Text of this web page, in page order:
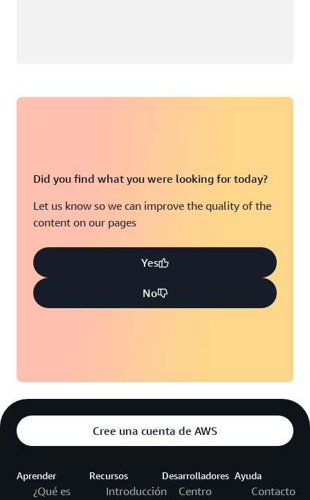
Did you find what you were looking for today?
Let us know so we can improve the quality of the
content on our pages
Yes
No
Cree una cuenta de AWS
Aprender
¿Qué es
Recursos
Introducción
Desarrolladores
Centro
Ayuda
Contacto